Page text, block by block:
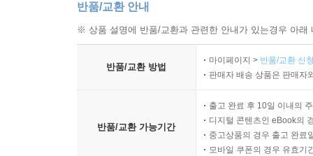
반품/교환 안내
※ 상품 설명에 반품/교환과 관련한 안내가 있는경우 아
반품/교환 방법
마이페이지 > 반품/교환 신
판매자 배송 상품은 판매자
반품/교환 가능기간
출고 완료 후 10일 이내의
디지털 콘텐츠인 eBook의
중고상품의 경우 출고 완료
모바일 쿠폰의 경우 유효기